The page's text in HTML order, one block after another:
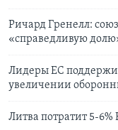
Ричард Гренелл:
«справедливую
Лидеры ЕС
увеличении
Литва потратит 5-